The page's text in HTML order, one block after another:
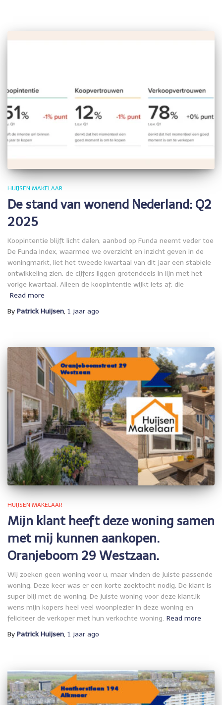
HUIJSEN MAKELAAR
De stand van wonend Nederland: Q2
2025
Koopintentie blijft licht dalen, aanbod op Funda neemt veder toe
De Funda Index, waarmee we overzicht en inzicht geven in de
woningmarkt, liet het tweede kwartaal van dit jaar een stabiele
ontwikkeling zien: de cijfers liggen grotendeels in lijn met het
vorige kwartaal. Alleen de koopintentie wijkt iets af: die
Read more
By Patrick Huijsen, 1 jaar ago
HUIJSEN MAKELAAR
Mijn klant heeft deze woning samen
met mij kunnen aankopen.
Oranjeboom 29 Westzaan.
Wij zoeken geen woning voor u, maar vinden de juiste passende
woning. Deze keer was er een korte zoektocht nodig. De klant is
super blij met de woning. De juiste woning voor deze klant.Ik
wens mijn kopers heel veel woonplezier in deze woning en
feliciteer de verkoper met hun verkochte woning. Read more
By Patrick Huijsen, 1 jaar ago